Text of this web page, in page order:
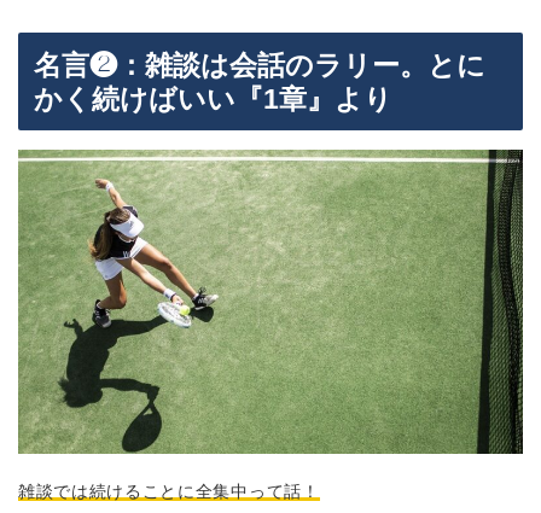
名言❷：雑談は会話のラリー。とに
かく続けばいい『1章』より
雑談では続けることに全集中って話！